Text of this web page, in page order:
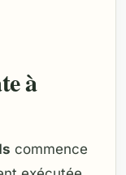
à
commence